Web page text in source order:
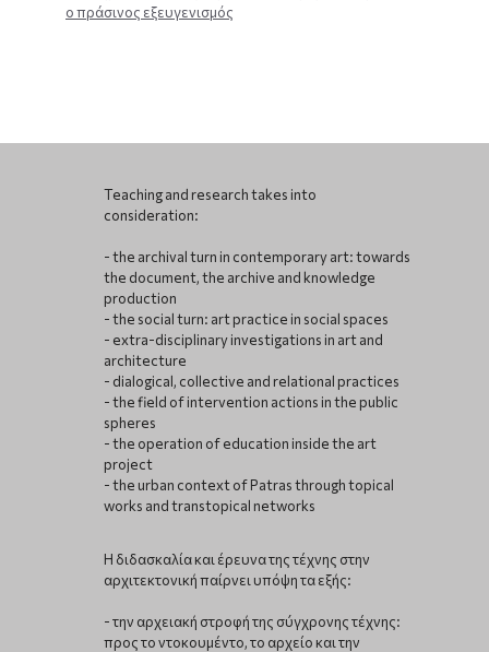
ο πράσινος εξευγενισμός
Teaching and research takes into
consideration:
- the archival turn in contemporary art: towards
the document, the archive and knowledge
production
- the social turn: art practice in social spaces
- extra-disciplinary investigations in art and
architecture
- dialogical, collective and relational practices
- the field of intervention actions in the public
spheres
- the operation of education inside the art
project
- the urban context of Patras through topical
works and transtopical networks
Η διδασκαλία και έρευνα της τέχνης στην
αρχιτεκτονική παίρνει υπόψη τα εξής:
- την αρχειακή στροφή της σύγχρονης τέχνης:
προς το ντοκουμέντο, το αρχείο και την